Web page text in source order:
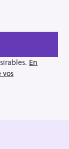
En
vos